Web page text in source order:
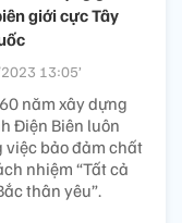
giới cực Tây
13:05’
năm xây dựng
Điện Biên luôn
bảo đảm chất
nhiệm “Tất cả
thân yêu”.